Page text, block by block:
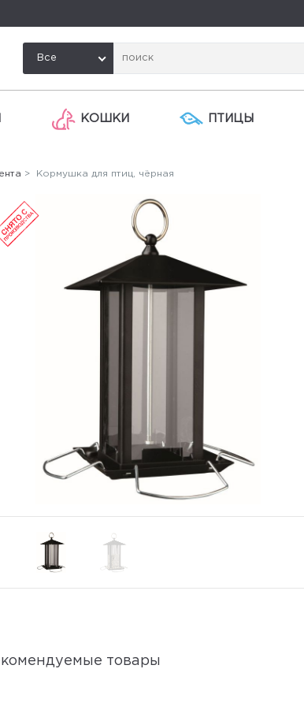
Все
КОШКИ ПТИЦЫ
> Кормушка для птиц, чёрная
товары